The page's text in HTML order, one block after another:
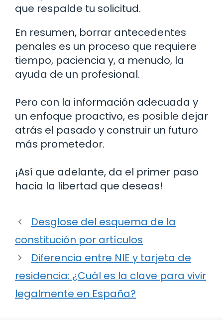
que respalde tu solicitud.
En resumen, borrar antecedentes
penales es un proceso que requiere
tiempo, paciencia y, a menudo, la
ayuda de un profesional.
Pero con la información adecuada y
un enfoque proactivo, es posible dejar
atrás el pasado y construir un futuro
más prometedor.
¡Así que adelante, da el primer paso
hacia la libertad que deseas!
Desglose del esquema de la
constitución por artículos
Diferencia entre NIE y tarjeta de
residencia: ¿Cuál es la clave para vivir
legalmente en España?